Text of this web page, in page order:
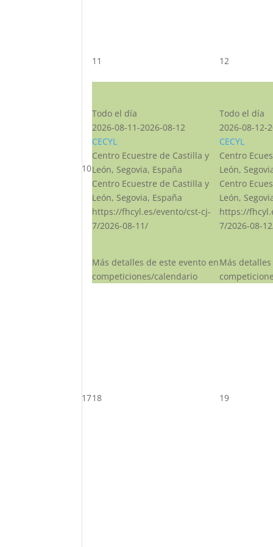
10
11
Todo el día
2026-08-11-2026-08-12
CECYL
Centro Ecuestre de Castilla y
León, Segovia, España
Centro Ecuestre de Castilla y
León, Segovia, España
https://fhcyl.es/evento/cst-cj-
7/2026-08-11/
Más detalles de este evento en
competiciones/calendario
12
Todo el día
2026-08-12-
CECYL
Centro
León,
Centro
León,
https://
7/2026-08-
Más
1718 19